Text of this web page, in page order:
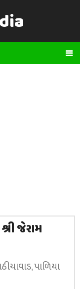
જેરામ
,પાળિયા